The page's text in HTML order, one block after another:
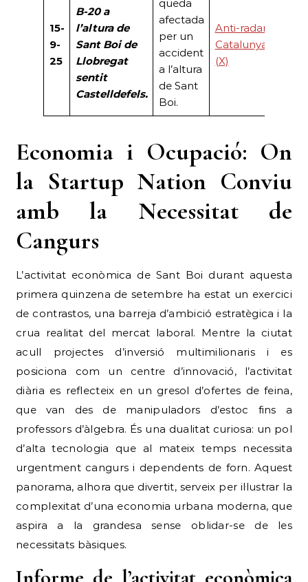
15-
9-
25
B-20 a
l’altura de
Sant Boi de
Llobregat
sentit
Castelldefels.
queda
afectada
per un
accident
a l’altura
de Sant
Boi.
Anti-radar
Catalunya
(X)
Economia i Ocupació: On
la Startup Nation Conviu
amb la Necessitat de
Cangurs
L’activitat econòmica de Sant Boi durant aquesta
primera quinzena de setembre ha estat un exercici
de contrastos, una barreja d’ambició estratègica i la
crua realitat del mercat laboral. Mentre la ciutat
acull projectes d’inversió multimilionaris i es
posiciona com un centre d’innovació, l’activitat
diària es reflecteix en un gresol d’ofertes de feina,
que van des de manipuladors d’estoc fins a
professors d’àlgebra. És una dualitat curiosa: un pol
d’alta tecnologia que al mateix temps necessita
urgentment cangurs i dependents de forn. Aquest
panorama, alhora que divertit, serveix per il·lustrar la
complexitat d’una economia urbana moderna, que
aspira a la grandesa sense oblidar-se de les
necessitats bàsiques.